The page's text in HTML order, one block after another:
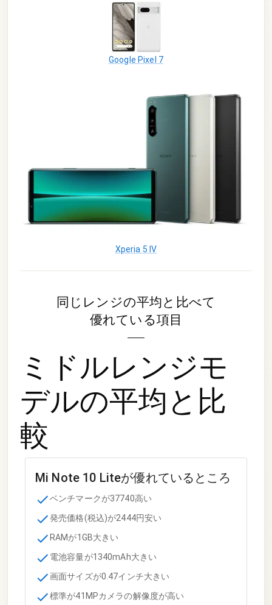
Google Pixel 7
Xperia 5 IV
同じレンジの平均と比べて
優れている項目
ミドルレンジモ
デルの平均と比
較
Mi Note 10 Liteが優れているところ
ベンチマークが37740高い
発売価格(税込)が2444円安い
RAMが1GB大きい
電池容量が1340mAh大きい
画面サイズが0.47インチ大きい
標準が41MPカメラの解像度が高い